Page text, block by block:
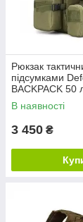
Рюкзак
підсумками
BACKPACK 50
В наявності
3 450 ₴